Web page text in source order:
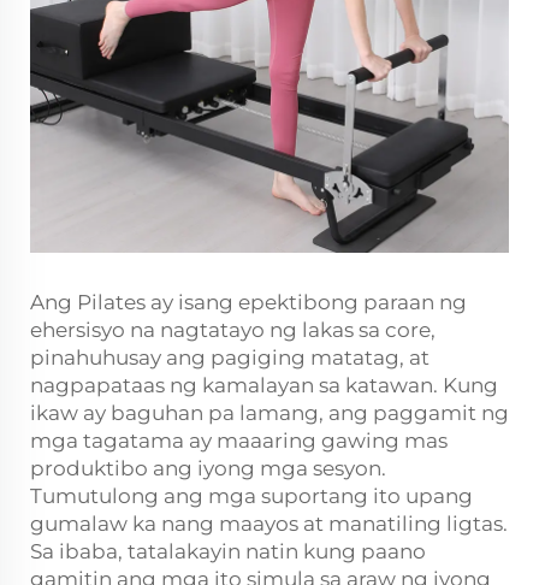
Ang Pilates ay isang epektibong paraan ng
ehersisyo na nagtatayo ng lakas sa core,
pinahuhusay ang pagiging matatag, at
nagpapataas ng kamalayan sa katawan. Kung
ikaw ay baguhan pa lamang, ang paggamit ng
mga tagatama ay maaaring gawing mas
produktibo ang iyong mga sesyon.
Tumutulong ang mga suportang ito upang
gumalaw ka nang maayos at manatiling ligtas.
Sa ibaba, tatalakayin natin kung paano
gamitin ang mga ito simula sa araw ng iyong